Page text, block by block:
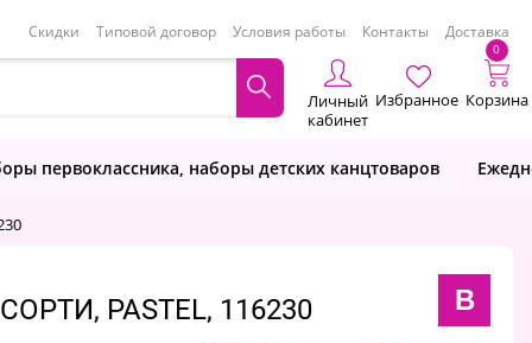
Скидки Типовой договор Условия работы Контакты Доставка
Личный
кабинет
Избранное
0
Корзина
первоклассника, наборы детских канцтоваров
PASTEL, 116230 B